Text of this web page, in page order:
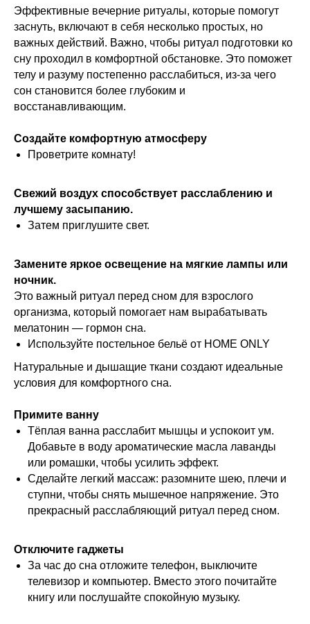
Эффективные вечерние ритуалы, которые помогут
заснуть, включают в себя несколько простых, но
важных действий. Важно, чтобы ритуал подготовки ко
сну проходил в комфортной обстановке. Это поможет
телу и разуму постепенно расслабиться, из-за чего
сон становится более глубоким и
восстанавливающим.
Создайте комфортную атмосферу
Проветрите комнату!
Свежий воздух способствует расслаблению и
лучшему засыпанию.
Затем приглушите свет.
Замените яркое освещение на мягкие лампы или
ночник.
Это важный ритуал перед сном для взрослого
организма, который помогает нам вырабатывать
мелатонин — гормон сна.
Используйте постельное бельё от HOME ONLY
Натуральные и дышащие ткани создают идеальные
условия для комфортного сна.
Примите ванну
Тёплая ванна расслабит мышцы и успокоит ум.
Добавьте в воду ароматические масла лаванды
или ромашки, чтобы усилить эффект.
Сделайте легкий массаж: разомните шею, плечи и
ступни, чтобы снять мышечное напряжение. Это
прекрасный расслабляющий ритуал перед сном.
Отключите гаджеты
За час до сна отложите телефон, выключите
телевизор и компьютер. Вместо этого почитайте
книгу или послушайте спокойную музыку.